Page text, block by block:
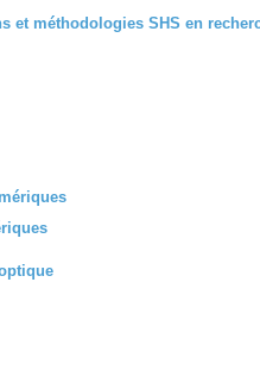
et méthodologies SHS en